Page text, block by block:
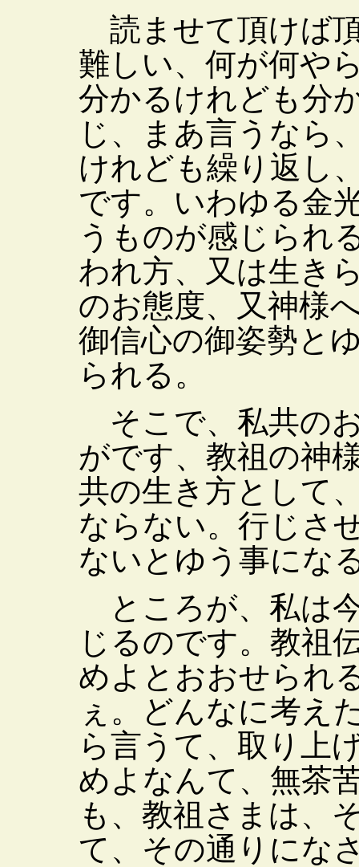
読ませて頂けば
難しい、何が何や
分かるけれども分
じ、まあ言うなら
けれども繰り返し
です。いわゆる金
うものが感じられ
われ方、又は生き
のお態度、又神様
御信心の御姿勢と
られる。
そこで、私共の
がです、教祖の神
共の生き方として
ならない。行じさ
ないとゆう事にな
ところが、私は
じるのです。教祖
めよとおおせられ
ぇ。どんなに考え
ら言うて、取り上
めよなんて、無茶
も、教祖さまは、
て、その通りにな